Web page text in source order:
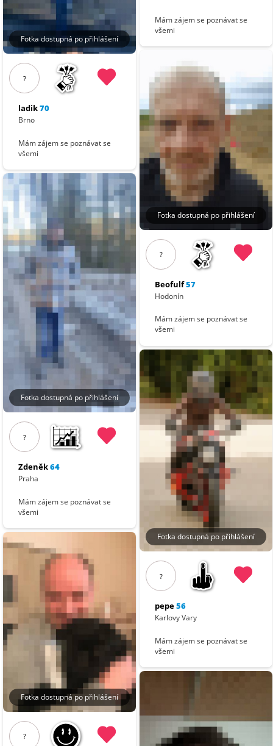
Fotka dostupná po přihlášení
?
ladik70
Brno
Mám zájem se poznávat se
všemi
Fotka dostupná po přihlášení
?
Zdeněk64
Praha
Mám zájem se poznávat se
všemi
Fotka dostupná po přihlášení
?
Mám zájem se poznávat se
všemi
Fotka dostupná po přihlášení
?
Beofulf57
Hodonín
Mám zájem se poznávat se
všemi
Fotka dostupná po přihlášení
?
pepe56
Karlovy Vary
Mám zájem se poznávat se
všemi